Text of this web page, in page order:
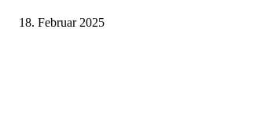
18. Februar 2025